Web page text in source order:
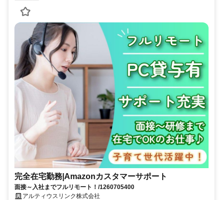
完全在宅勤務|Amazonカスタマーサポート
面接～入社までフルリモート！/1260705400
アルティウスリンク株式会社